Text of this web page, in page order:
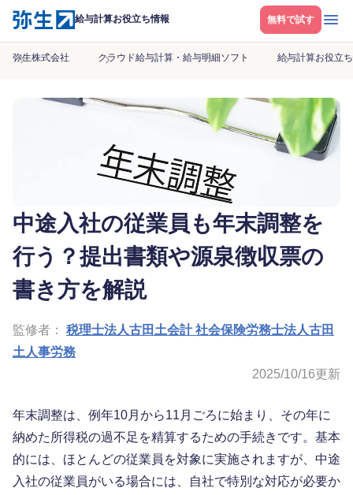
給与計算お役立ち情報 無料で試す メニ
弥生株式会社 クラウド給与計算・給与明細ソフト 給与計算お役立
中途入社の従業員も年末調整を
行う？提出書類や源泉徴収票の
書き方を解説
監修者： 税理士法人古田土会計 社会保険労務士法人古田
土人事労務
2025/10/16更新
年末調整は、例年10月から11月ごろに始まり、その年に
納めた所得税の過不足を精算するための手続きです。基本
的には、ほとんどの従業員を対象に実施されますが、中途
入社の従業員がいる場合には、自社で特別な対応が必要か